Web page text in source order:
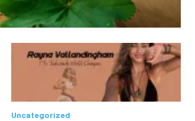
Uncategorized